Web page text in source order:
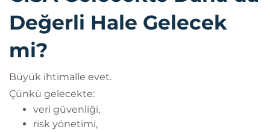
Değerli Hale Gelecek
mi?
Büyük ihtimalle evet.
Çünkü gelecekte:
veri güvenliği,
risk yönetimi,